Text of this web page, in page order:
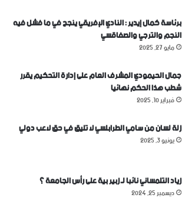
برئاسة كمال إيدير : النادي الإفريقي ينجح في ما فشل فيه
النجم والترجي والصفاقسي
مايو 27, 2025
جمال الحيمودي المشرف العام على إدارة التحكيم يقرر
شطب هذا الحكم نهائيا
فبراير 10, 2025
زلة لسان من سامي الطرابلسي لا تليق في حق لاعب دولي
يونيو 3, 2025
زياد التلمساني نائبا لـ زبير بية على رأس الجامعة ؟
ديسمبر 25, 2024